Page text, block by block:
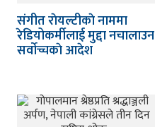
संगीत राेयल्टीकाे नाममा
रेडियोकर्मीलाई मुद्दा नचालाउन
सर्वाेच्चकाे आदेश